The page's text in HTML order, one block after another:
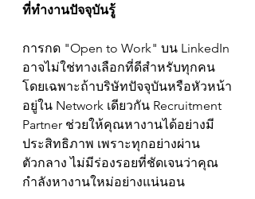
ที่ทำงานปัจจุบันรู้
การกด "Open to Work" บน LinkedIn
อาจไม่ใช่ทางเลือกที่ดีสำหรับทุกคน
โดยเฉพาะถ้าบริษัทปัจจุบันหรือหัวหน้า
อยู่ใน Network เดียวกัน Recruitment
Partner ช่วยให้คุณหางานได้อย่างมี
ประสิทธิภาพ เพราะทุกอย่างผ่าน
ตัวกลาง ไม่มีร่องรอยที่ชัดเจนว่าคุณ
กำลังหางานใหม่อย่างแน่นอน